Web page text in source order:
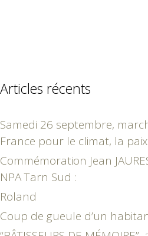
Articles récents
Samedi 26 septembre,
France pour le climat, la
Commémoration Jean
NPA Tarn Sud :
Roland
Coup de gueule d’un